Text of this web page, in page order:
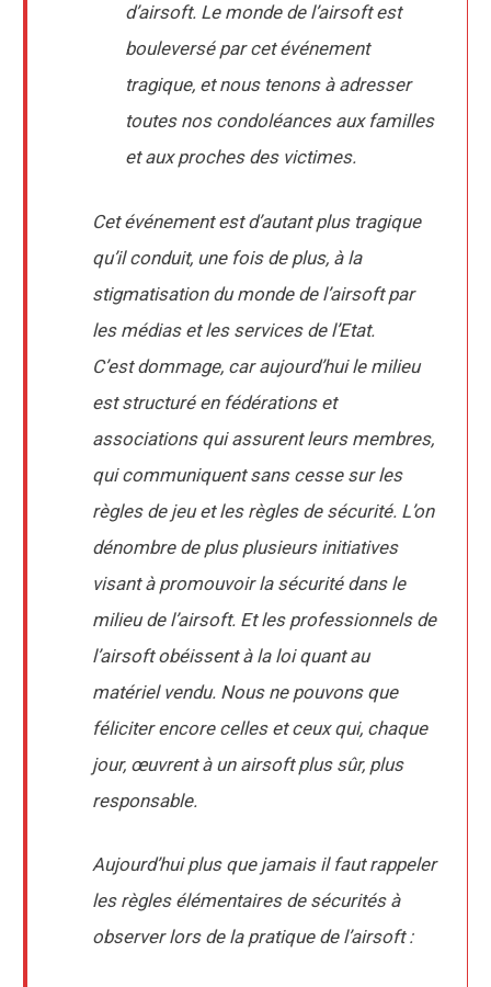
d’airsoft. Le monde de l’airsoft est
bouleversé par cet événement
tragique, et nous tenons à adresser
toutes nos condoléances aux familles
et aux proches des victimes.
Cet événement est d’autant plus tragique
qu’il conduit, une fois de plus, à la
stigmatisation du monde de l’airsoft par
les médias et les services de l’Etat.
C’est dommage, car aujourd’hui le milieu
est structuré en fédérations et
associations qui assurent leurs membres,
qui communiquent sans cesse sur les
règles de jeu et les règles de sécurité. L’on
dénombre de plus plusieurs initiatives
visant à promouvoir la sécurité dans le
milieu de l’airsoft. Et les professionnels de
l’airsoft obéissent à la loi quant au
matériel vendu. Nous ne pouvons que
féliciter encore celles et ceux qui, chaque
jour, œuvrent à un airsoft plus sûr, plus
responsable.
Aujourd’hui plus que jamais il faut rappeler
les règles élémentaires de sécurités à
observer lors de la pratique de l’airsoft :